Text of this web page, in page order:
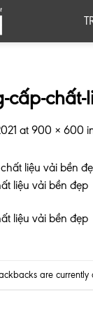
cấp-chất-
at 900 × 600
liệu vải bền đẹp
liệu vải bền đẹp
are currently